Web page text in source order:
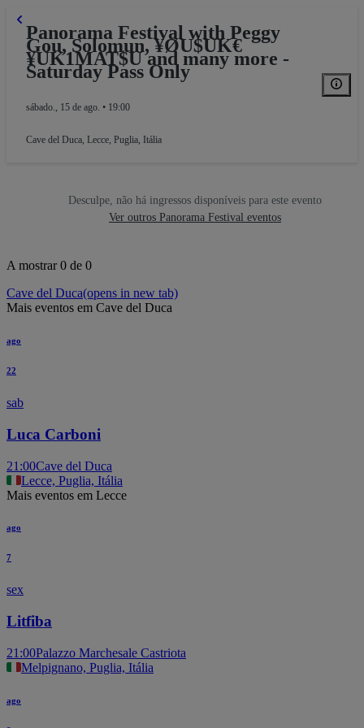
Panorama Festival with Peggy
Gou, Solomun, ¥ØU$UK€
¥UK1MAT$U and many more -
Saturday Pass Only
sábado., 15 de ago. • 19:00
Cave del Duca, Lecce, Puglia, Itália
Desculpe, não há ingressos disponíveis para este evento
Ver outros Panorama Festival eventos
A mostrar 0 de 0
Cave del Duca(opens in new tab)
Mais eventos em Cave del Duca
ago
22
sab
Luca Carboni
21:00Cave del Duca
Lecce, Puglia, Itália
Mais eventos em Lecce
ago
7
sex
Litfiba
21:00Palazzo Marchesale Castriota
Melpignano, Puglia, Itália
ago